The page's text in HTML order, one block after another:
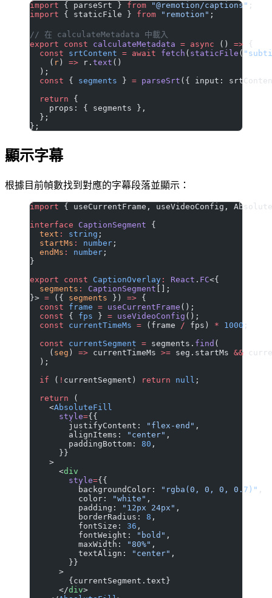
import { parseSrt } from "@remotion/captions" ;
import { staticFile } from "remotion" ;
// 在 calculateMetadata 中載入
export const calculateMetadata = async () => {
  const
srtContent = await fetch ( staticFile (
    (
r ) => r. text ()
  );
  const
{ segments } = parseSrt ({ input:
  return
{
    props: { segments },
  };
};
顯示字幕
根據目前幀數找到對應的字幕段落並顯示：
import { useCurrentFrame, useVideoConfig,
interface CaptionSegment {
  text
: string ;
  startMs
: number ;
  endMs
: number ;
}
export const CaptionOverlay : React . FC<{
  segments
: CaptionSegment [];
}> = ({ segments }) => {
  const
frame = useCurrentFrame ();
  const
{ fps } = useVideoConfig ();
  const
currentTimeMs = (frame / fps) * 1000 ;
  const
currentSegment = segments. find (
    (
seg ) => currentTimeMs >= seg.startMs &&
  );
  if
( ! currentSegment) return null ;
  return
(
    <
AbsoluteFill
      style
={{
        justifyContent:
"flex-end" ,
        alignItems:
"center" ,
        paddingBottom:
80 ,
      }}
    >
      <
div
        style
={{
          backgroundColor:
"rgba(0, 0, 0, 0.7)" ,
          color:
"white" ,
          padding:
"12px 24px" ,
          borderRadius:
8 ,
          fontSize:
36 ,
          fontWeight:
"bold" ,
          maxWidth:
"80%" ,
          textAlign:
"center" ,
        }}
      >
        {currentSegment.text}
      </
div>